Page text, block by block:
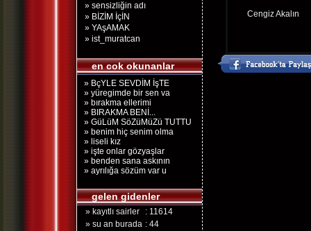
» sensizliğin adı
» BİZİM İçİN
» YAşAMAK
» ist_muratcan
en cok okunanlar
» BçYLE SEVDİM İşTE
» yüregimde bir sen va
» bırakma ellerimi
» BIRAKMA BENİ...
» GüLüM SöZüMüZü TUTTU
» benim hiç senim olma
» liseli kız
» işte onlar gözyaşlar
» benden sana askının
» ayrılığa sözüm var u
gelen gidenler
» kayıtlı sairler
: 11614
» su an burada : 44
Cengiz Akalın